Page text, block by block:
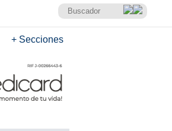
+ Secciones